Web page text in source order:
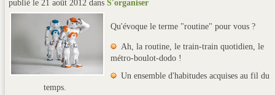
publié le 21 août 2012 dans S'organiser
Qu'évoque le terme "routine" pour vous ?
Ah, la routine, le train-train quotidien, le
métro-boulot-dodo !
Un ensemble d'habitudes acquises au fil du
temps.